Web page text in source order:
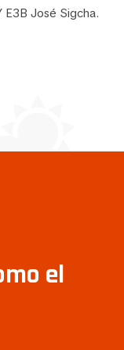
E3B José Sigcha.
el